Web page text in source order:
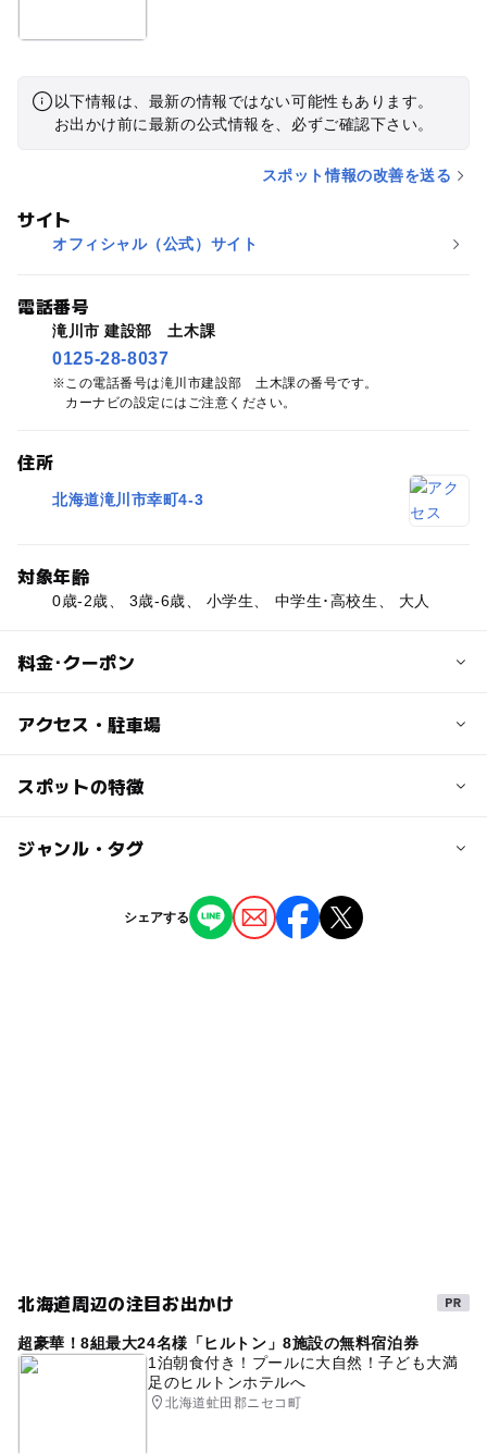
以下情報は、最新の情報ではない可能性もあります。
お出かけ前に最新の公式情報を、必ずご確認下さい。
スポット情報の改善を送る
サイト
オフィシャル（公式）サイト
電話番号
滝川市 建設部 土木課
0125-28-8037
この電話番号は滝川市建設部 土木課の番号です。
カーナビの設定にはご注意ください。
住所
北海道滝川市幸町4-3
対象年齢
0歳-2歳、 3歳-6歳、 小学生、 中学生･高校生、 大人
料金･クーポン
子供の料金
アクセス・駐車場
交通アクセス
スポットの特徴
駐車場あり ー
ー 託児所
ジャンル・タグ
シェアする
北海道周辺の注目お出かけ
超豪華！8組最大24名様「ヒルトン」8施設の無料宿泊券
1泊朝食付き！プールに大自然！子ども大満
足のヒルトンホテルへ
北海道虻田郡ニセコ町